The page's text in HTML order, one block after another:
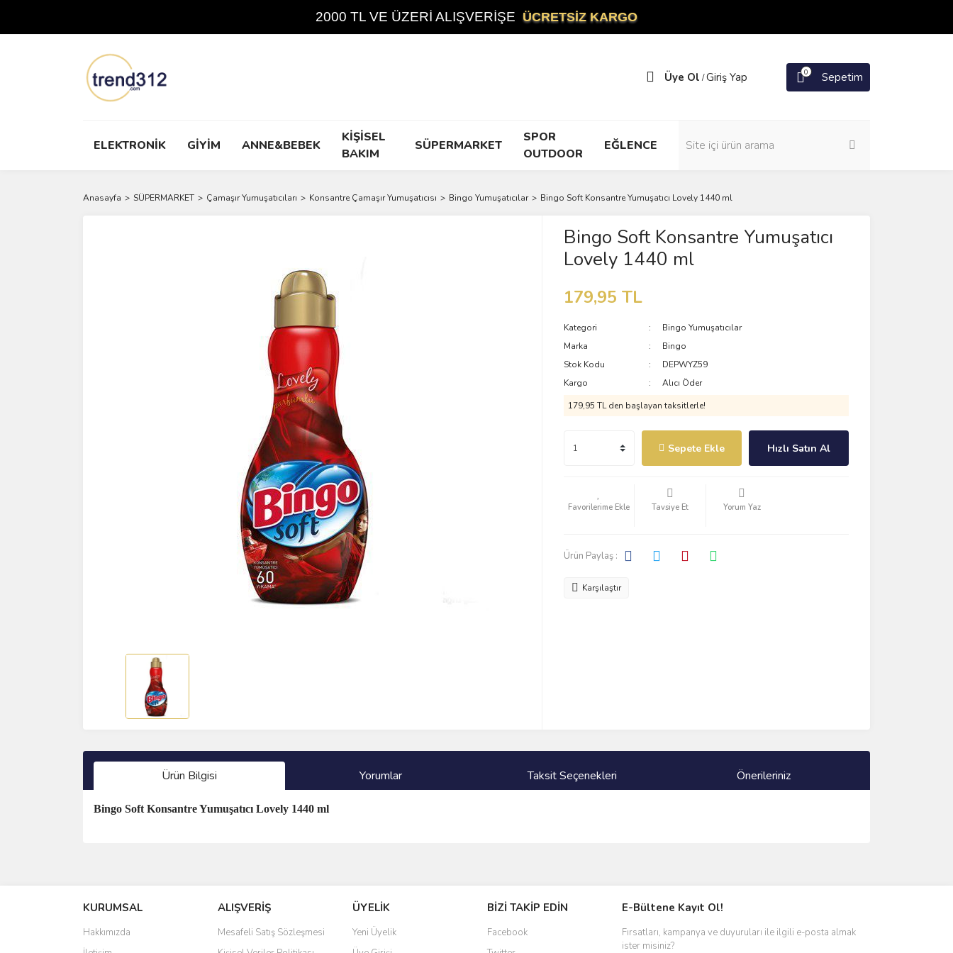
2000 TL VE ÜZERİ ALIŞVERİŞE ÜCRETSİZ KARGO
Üye Ol /Giriş Yap 0 Sepetim
ELEKTRONİK GİYİM ANNE&BEBEK
KİŞİSEL
BAKIM
SÜPERMARKET
SPOR
OUTDOOR
EĞLENCE
Anasayfa SÜPERMARKET Çamaşır Yumuşatıcıları Konsantre Çamaşır Yumuşatıcısı Bingo Yumuşatıcılar Bingo Soft Konsantre Yumuşatıcı Lovely 1440 ml
Bingo Soft Konsantre Yumuşatıcı
Lovely 1440 ml
179,95 TL
Kategori
Bingo Yumuşatıcılar
Marka
Bingo
Stok Kodu
DEPWYZ59
Kargo
Alıcı Öder
179,95 TL den başlayan taksitlerle!
Sepete Ekle Hızlı Satın Al
Tavsiye Et Yorum Yaz
Ürün Paylaş :
Karşılaştır
Ürün Bilgisi Yorumlar Taksit Seçenekleri Önerileriniz
Bingo Soft Konsantre Yumuşatıcı Lovely 1440 ml
Ürün resmi kalitesiz, bozuk veya görüntülenemiyor.
Ürün açıklamasında eksik bilgiler bulunuyor.
Ürün bilgilerinde hatalar bulunuyor.
KURUMSAL
Hakkımızda
ALIŞVERİŞ
Mesafeli Satış Sözleşmesi
ÜYELİK
Yeni Üyelik
BİZİ TAKİP EDİN
Facebook
E-Bültene Kayıt Ol!
Fırsatları, kampanya ve duyuruları ile ilgili e-posta almak
ister misiniz?